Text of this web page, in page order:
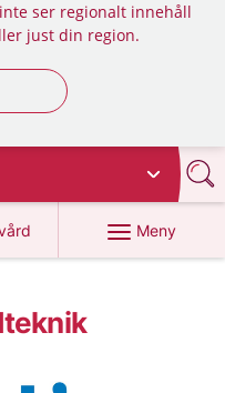
ser regionalt innehåll
just din region.
Meny